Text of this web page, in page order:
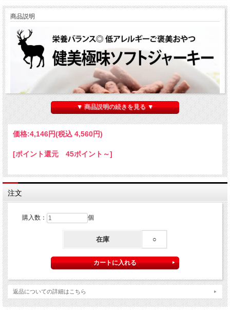
商品説明
▼ 商品説明の続きを見る ▼
価格:4,146円(税込 4,560円)
[ポイント還元 45ポイント～]
注文
購入数： 個
在庫 ○
返品についての詳細はこちら